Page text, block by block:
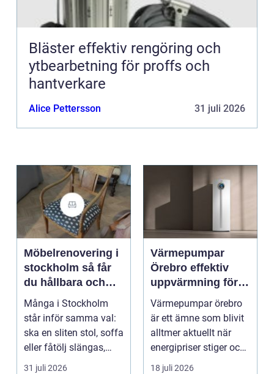
Bläster effektiv rengöring och
ytbearbetning för proffs och
hantverkare
Alice Pettersson 31 juli 2026
Möbelrenovering i
stockholm så får
du hållbara och
vackra möbler
Många i Stockholm
står inför samma val:
ska en sliten stol, soffa
eller fåtölj slängas,
säljas billi...
31 juli 2026
Värmepumpar
Örebro effektiv
uppvärmning för
hus och
fastigheter
Värmepumpar örebro
är ett ämne som blivit
alltmer aktuellt när
energipriser stiger och
fler vill sän...
18 juli 2026